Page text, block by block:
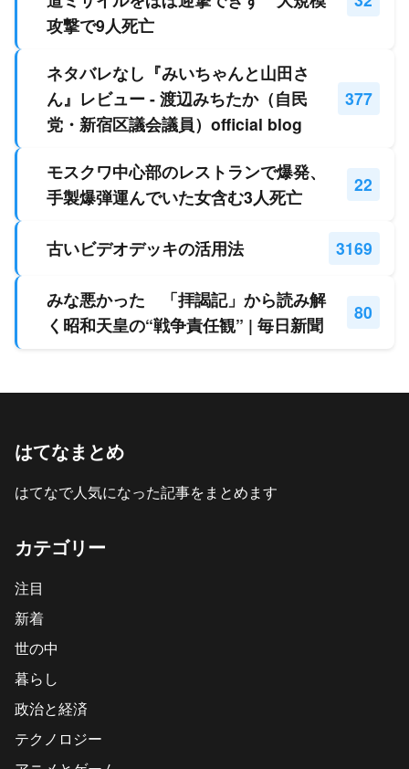
攻撃で9人死亡
ネタバレなし『みいちゃんと山田さ
ん』レビュー - 渡辺みちたか（自民
党・新宿区議会議員）official blog
377
モスクワ中心部のレストランで爆発、
手製爆弾運んでいた女含む3人死亡
22
古いビデオデッキの活用法 3169
みな悪かった 「拝謁記」から読み解
く昭和天皇の“戦争責任観” | 毎日新聞
80
はてなまとめ
はてなで人気になった記事をまとめます
カテゴリー
注目
新着
世の中
暮らし
政治と経済
テクノロジー